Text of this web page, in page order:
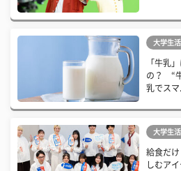
大学生活
「牛乳
の？ “
乳でスマ
大学生活
給食だ
しむア